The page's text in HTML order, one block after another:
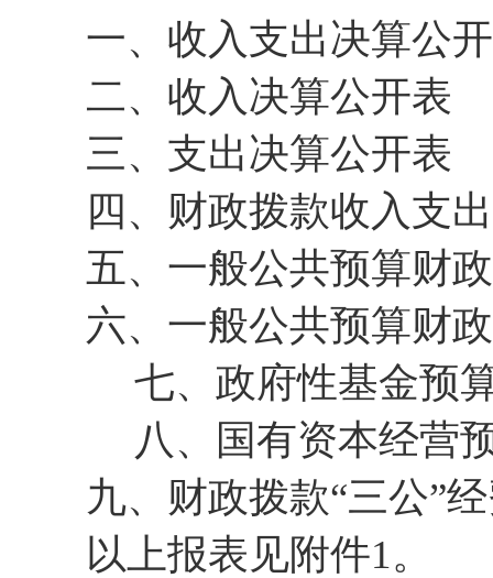
一、收入支出决算公
二、收入决算公开表
三、支出决算公开表
四、财政拨款收入支
五、一般公共预算财
六、一般公共预算财
七、政府性基金预算
八、国有资本经营预
九、财政拨款“三公”
以上报表见附件1